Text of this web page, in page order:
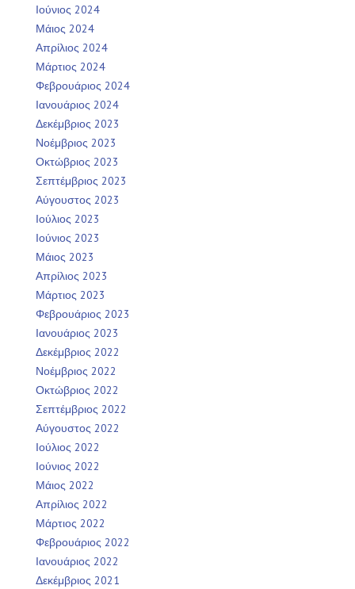
Ιούνιος 2024
Μάιος 2024
Απρίλιος 2024
Μάρτιος 2024
Φεβρουάριος 2024
Ιανουάριος 2024
Δεκέμβριος 2023
Νοέμβριος 2023
Οκτώβριος 2023
Σεπτέμβριος 2023
Αύγουστος 2023
Ιούλιος 2023
Ιούνιος 2023
Μάιος 2023
Απρίλιος 2023
Μάρτιος 2023
Φεβρουάριος 2023
Ιανουάριος 2023
Δεκέμβριος 2022
Νοέμβριος 2022
Οκτώβριος 2022
Σεπτέμβριος 2022
Αύγουστος 2022
Ιούλιος 2022
Ιούνιος 2022
Μάιος 2022
Απρίλιος 2022
Μάρτιος 2022
Φεβρουάριος 2022
Ιανουάριος 2022
Δεκέμβριος 2021